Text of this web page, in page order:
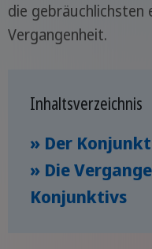
die gebräuchlichsten
Vergangenheit.
Inhaltsverzeichnis
» Der
» Die
Konjunktivs